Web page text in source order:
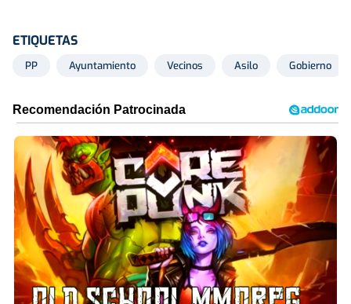
ETIQUETAS
PP Ayuntamiento Vecinos Asilo Gobierno